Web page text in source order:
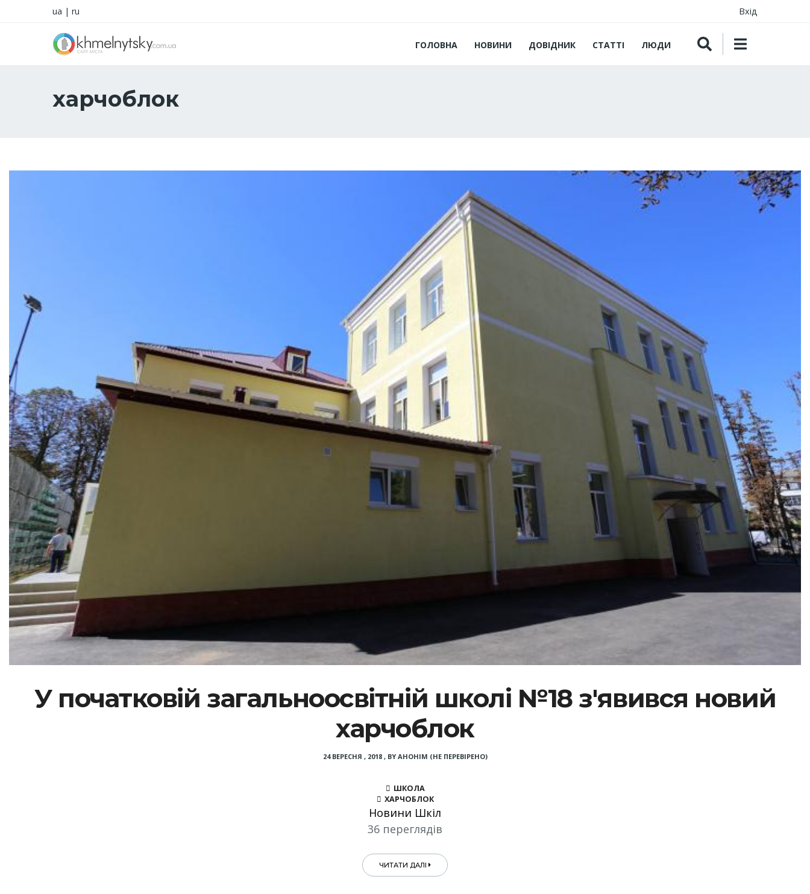
ua | ru Вхід
ГОЛОВНА НОВИНИ ДОВІДНИК СТАТТІ ЛЮДИ
харчоблок
У початковій загальноосвітній школі №18 з'явився новий
харчоблок
24 ВЕРЕСНЯ , 2018, BY АНОНІМ (НЕ ПЕРЕВІРЕНО)
ШКОЛА
ХАРЧОБЛОК
Новини Шкіл
36 переглядів
ЧИТАТИ ДАЛІ